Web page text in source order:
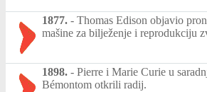
1877. - Thomas Edison objavio
mašine za bilježenje i reprodukciju
1898. - Pierre i Marie Curie u
Bémontom otkrili radij.